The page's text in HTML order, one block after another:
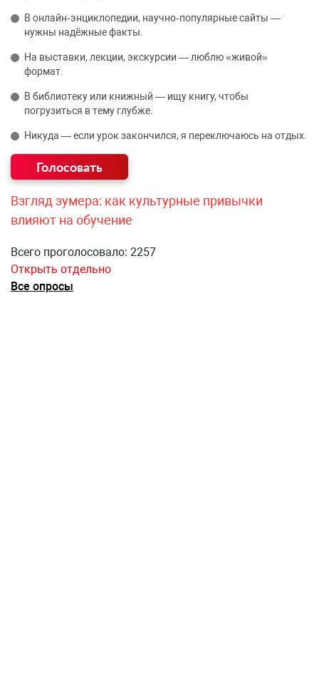
В онлайн‑энциклопедии, научно‑популярные сайты —
нужны надёжные факты.
На выставки, лекции, экскурсии — люблю «живой»
формат.
В библиотеку или книжный — ищу книгу, чтобы
погрузиться в тему глубже.
Никуда — если урок закончился, я переключаюсь на отдых.
Взгляд зумера: как культурные привычки
влияют на обучение
Всего проголосовало: 2257
Открыть отдельно
Все опросы